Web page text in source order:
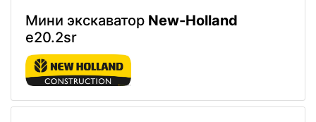
Мини экскаватор New-Holland
e20.2sr